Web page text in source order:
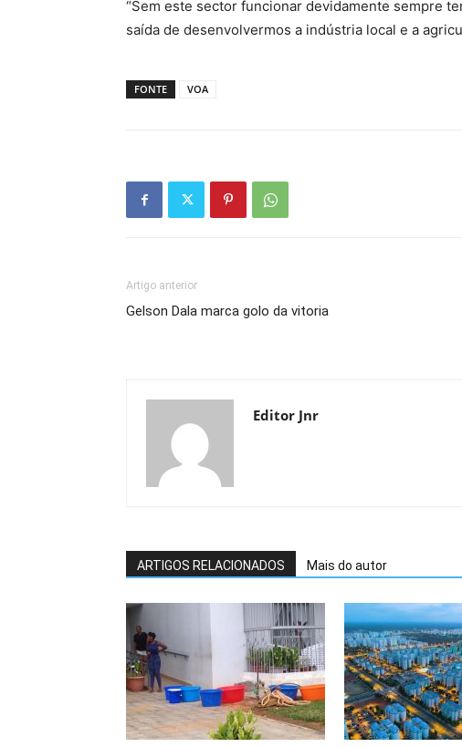
“Sem este sector funcionar devidamente sempre
saída de desenvolvermos a indústria local e a
FONTE VOA
Artigo anterior
Gelson Dala marca golo da vitoria
Editor Jnr
ARTIGOS RELACIONADOS Mais do autor